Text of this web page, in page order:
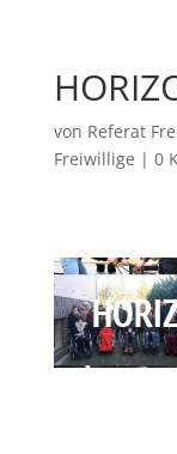
von Referat
Freiwillige | 0